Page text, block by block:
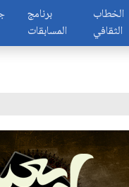
برنامج
المسابقات
الخطاب
الثقافي